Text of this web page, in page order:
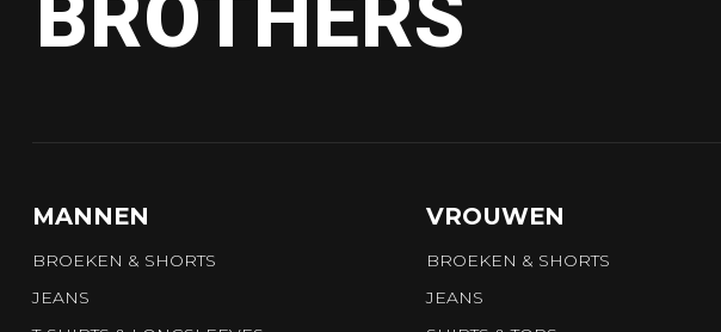
MANNEN
BROEKEN & SHORTS
JEANS
VROUWEN
BROEKEN & SHORTS
JEANS